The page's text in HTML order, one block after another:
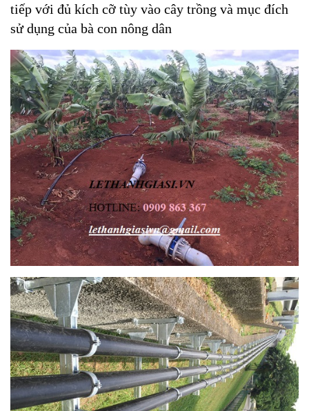
tiếp với đủ kích cỡ tùy vào cây trồng và mục đích
sử dụng của bà con nông dân